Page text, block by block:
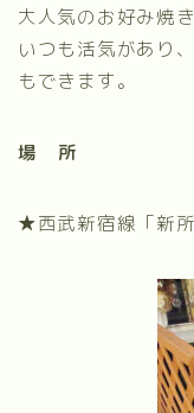
大人気のお好み焼
いつも活気があり
もできます。
場 所
★西武新宿線「新